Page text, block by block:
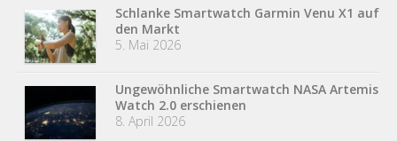
Schlanke Smartwatch Garmin Venu X1 auf
den Markt
5. Mai 2026
Ungewöhnliche Smartwatch NASA Artemis
Watch 2.0 erschienen
8. April 2026